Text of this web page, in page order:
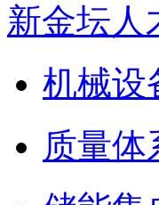
新金坛人
机械设
质量体